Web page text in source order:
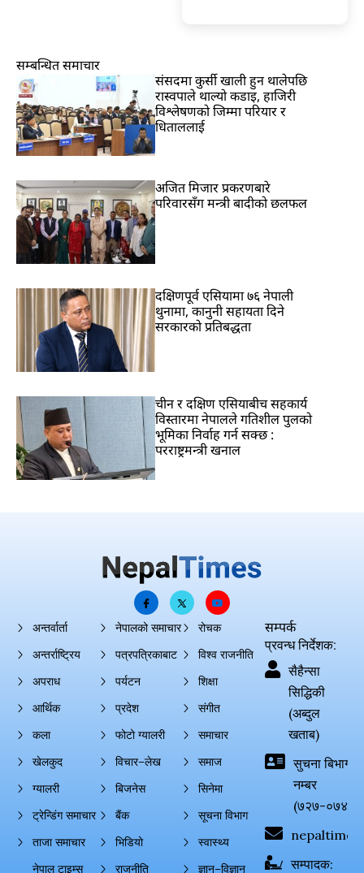
सम्बन्धित समाचार
संसदमा कुर्सी खाली हुन थालेपछि
रास्वपाले थाल्यो कडाइ, हाजिरी
विश्लेषणको जिम्मा परियार र
धिताललाई
अजित मिजार प्रकरणबारे
परिवारसँग मन्त्री बादीको छलफल
दक्षिणपूर्व एसियामा ७६ नेपाली
थुनामा, कानुनी सहायता दिने
सरकारको प्रतिबद्धता
चीन र दक्षिण एसियाबीच सहकार्य
विस्तारमा नेपालले गतिशील पुलको
भूमिका निर्वाह गर्न सक्छ :
परराष्ट्रमन्त्री खनाल
अन्तर्वार्ता
अन्तर्राष्ट्रिय
अपराध
आर्थिक
कला
खेलकुद
ग्यालरी
ट्रेन्डिंग समाचार
ताजा समाचार
नेपाल टाइम्स
नेपालको समाचार
पत्रपत्रिकाबाट
पर्यटन
प्रदेश
फोटो ग्यालरी
विचार–लेख
बिजनेस
बैंक
भिडियो
राजनीति
रोचक
विश्व राजनीति
शिक्षा
संगीत
समाचार
समाज
सिनेमा
सूचना विभाग
स्वास्थ्य
ज्ञान–विज्ञान
सम्पर्क
प्रवन्ध निर्देशक:
सैहैन्सा
सिद्धिकी
(अब्दुल
खताब)
सुचना बिभाग
नम्बर
(७२७-०७४-
सम्पादक: